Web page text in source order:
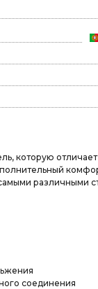
которую
различными
соединения